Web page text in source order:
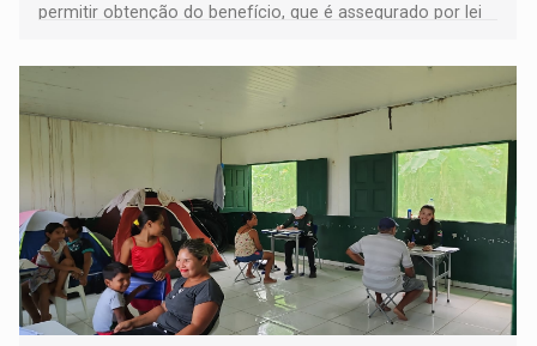
permitir obtenção do benefício, que é assegurado por lei